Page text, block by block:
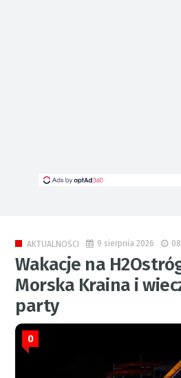
AKTUALNOŚCI 9 sierpnia 2026
Wakacje na
Morska Kraina i
party
0